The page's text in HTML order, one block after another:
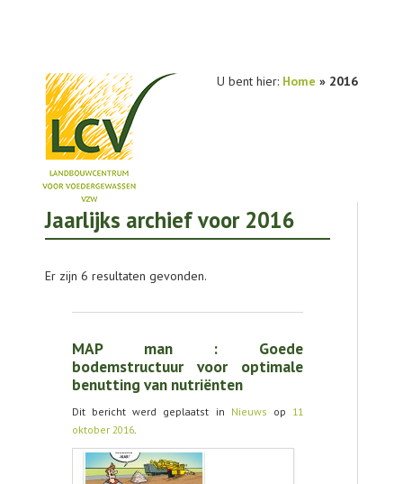
U bent hier: Home » 2016
NIEUWS
AGENDA
CONTACT
Jaarlijks archief voor 2016
Er zijn 6 resultaten gevonden.
MAP man : Goede
bodemstructuur voor optimale
benutting van nutriënten
Dit bericht werd geplaatst in Nieuws op 11
oktober 2016.